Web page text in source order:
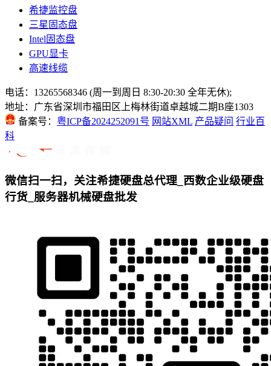
希捷监控盘
三星固态盘
Intel固态盘
GPU显卡
高速线缆
电话：13265568346 (周一到周日 8:30-20:30 全年无休);
地址：广东省深圳市福田区上梅林街道卓越城二期B座1303
备案号： 粤ICP备2024252091号 网站XML 产品疑问 行业百
科
微信扫一扫，关注希捷硬盘总代理_西数企业级硬盘
行货_服务器机械硬盘批发